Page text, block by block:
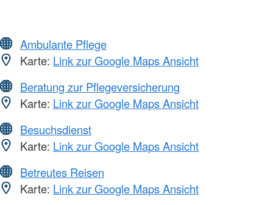
Ambulante Pflege
Karte: Link zur Google Maps Ansicht
Beratung zur Pflegeversicherung
Karte: Link zur Google Maps Ansicht
Besuchsdienst
Karte: Link zur Google Maps Ansicht
Betreutes Reisen
Karte: Link zur Google Maps Ansicht